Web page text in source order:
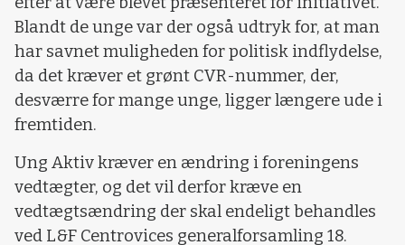
Blandt de unge var der også udtryk for, at man
har savnet muligheden for politisk indflydelse,
da det kræver et grønt CVR-nummer, der,
desværre for mange unge, ligger længere ude i
fremtiden.
Ung Aktiv kræver en ændring i foreningens
vedtægter, og det vil derfor kræve en
vedtægtsændring der skal endeligt behandles
ved L&F Centrovices generalforsamling 18.